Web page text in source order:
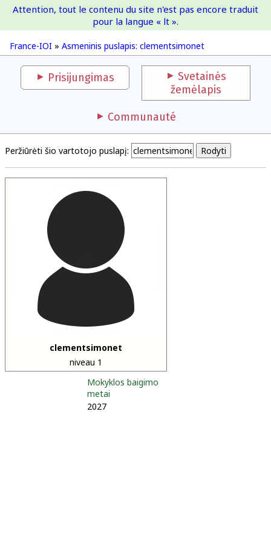
France-IOI
France-IOI » Asmeninis puslapis: clementsimonet
Attention, tout le contenu du site n'est pas encore traduit
pour la langue « lt ».
Prisijungimas
Svetainės
žemėlapis
Communauté
Peržiūrėti šio vartotojo puslapį:
clementsimonet
niveau 1
Mokyklos baigimo
metai
2027